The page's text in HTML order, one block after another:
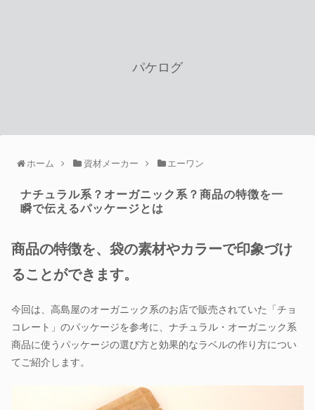
パケログ
ホーム 資材メーカー エーワン
ナチュラル系？オーガニック系？商品の特徴を一
瞬で伝えるパッケージとは
商品の特徴を、袋の素材やカラーで印象づけ
ることができます。
今回は、高島屋のオーガニック系のお店で販売されていた「チョ
コレート」のパッケージを参考に、ナチュラル・オーガニック系
商品に使うパッケージの選び方と効果的なラベルの作り方につい
てご紹介します。